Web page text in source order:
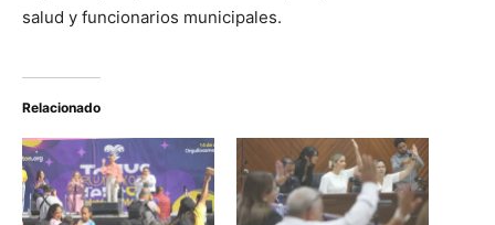
salud y funcionarios municipales.
Relacionado